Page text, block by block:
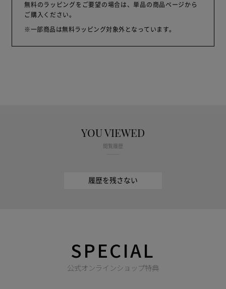
無料のラッピングをご要望の場合は、単品の商品ページから
ご購入ください。
※一部商品は無料ラッピング対象外となっています。
YOU VIEWED
閲覧履歴
履歴を残さない
SPECIAL
公式オンラインショップ特典